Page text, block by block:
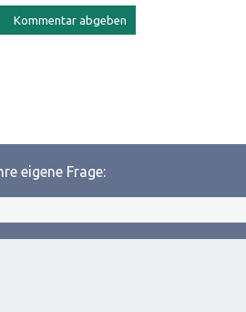
eigene Frage: